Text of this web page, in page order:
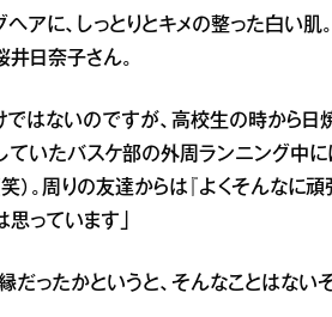
アに、しっとりとキメの整った白い
井日奈子さん。
ではないのですが、高校生の時から
ていたバスケ部の外周ランニング中
）。周りの友達からは『よくそんなに
っています」
ったかというと、そんなことはないそ